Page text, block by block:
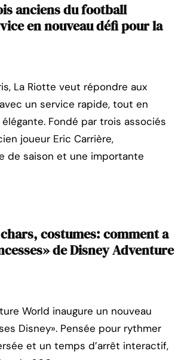
anciens du football
en nouveau défi pour la
La Riotte veut répondre aux
un service rapide, tout en
Fondé par trois associés
joueur Eric Carrière,
de saison et une importante
chars, costumes: comment a
de Disney Adventure
World inaugure un nouveau
Disney». Pensée pour rythmer
et un temps d’arrêt interactif,